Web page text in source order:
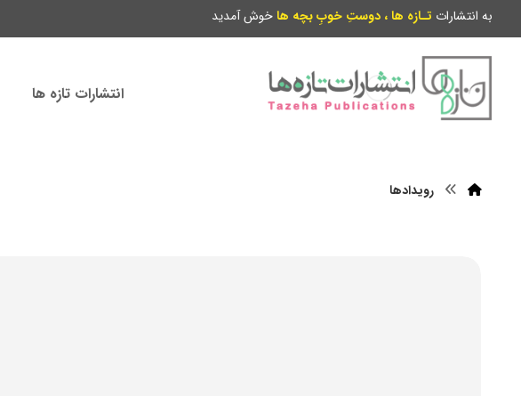
به انتشارات تـازه ها ، دوستِ خوبِ بچه ها خوش آمدید
انتشارات تازه ها
رویدادها